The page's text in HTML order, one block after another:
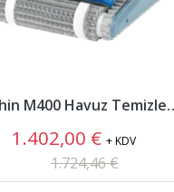
Dolphin
1.402,00 €+ KDV
1.724,46 €